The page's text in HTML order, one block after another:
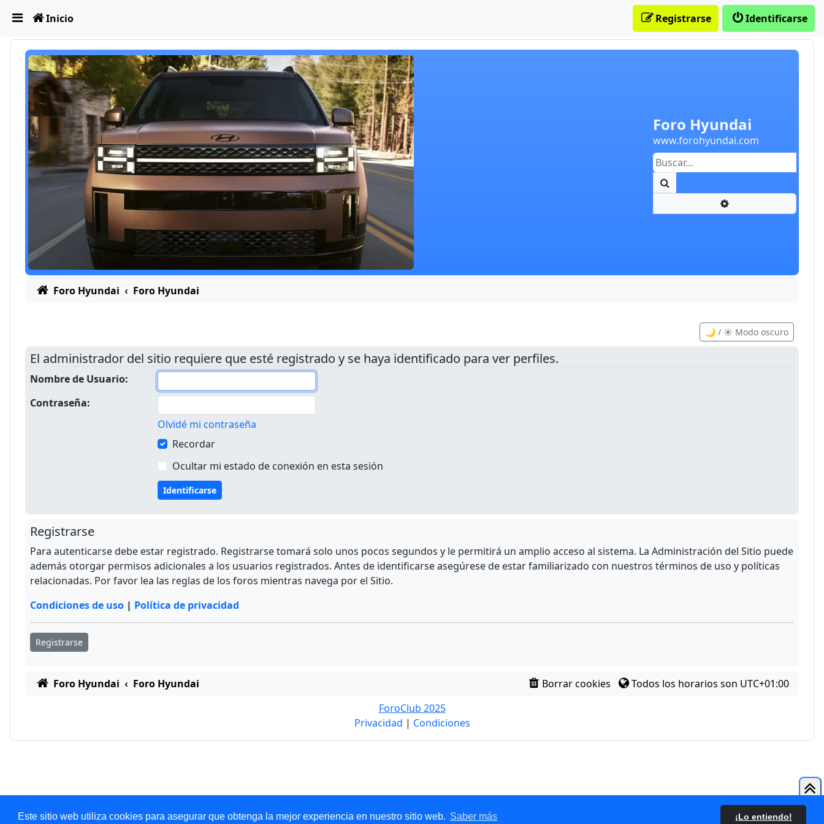
Este sitio web utiliza cookies para asegurar que obtenga la mejor experiencia en nuestro sitio web. Saber más ¡Lo entiendo!
Obviar
Foro Hyundai
www.forohyundai.com
Inicio Identificarse
Registrarse
Foro Hyundai Foro Hyundai
🌙 / ☀️ Modo oscuro
El administrador del sitio requiere que esté registrado y se haya identificado para ver perfiles.
Nombre de Usuario:
Contraseña:
Olvidé mi contraseña
Recordar
Ocultar mi estado de conexión en esta sesión
Registrarse
Para autenticarse debe estar registrado. Registrarse tomará solo unos pocos segundos y le permitirá un amplio acceso al sistema. La Administración del Sitio puede
además otorgar permisos adicionales a los usuarios registrados. Antes de identificarse asegúrese de estar familiarizado con nuestros términos de uso y políticas
relacionadas. Por favor lea las reglas de los foros mientras navega por el Sitio.
Condiciones de uso | Política de privacidad
Registrarse
Foro Hyundai Foro Hyundai Borrar cookies Todos los horarios son UTC+01:00
ForoClub 2025
Privacidad | Condiciones